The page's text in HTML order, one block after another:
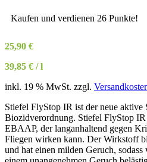
Kaufen und verdienen 26 Punkte!
25,90 €
39,85 € /l
inkl. 19 % MwSt. zzgl.
Stiefel FlyStop IR ist der neue aktive
Biozidverordnung. Stiefel FlyStop
EBAAP, der langanhaltend gegen
Fliegen wirken kann. Der Wirkstoff
und hat einen milden Geruch,